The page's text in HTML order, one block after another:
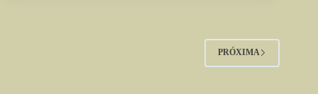
PRÓXIMA